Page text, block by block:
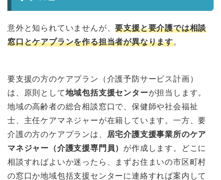
意外と知られていませんが、要支援と要介護では相談
窓口とケアプランを作る担当者が異なります。
要支援の方のケアプラン（介護予防サービス計画）
は、原則として地域包括支援センターが担当します。
地域の高齢者の総合相談窓口で、保健師や社会福祉
士、主任ケアマネジャーが在籍しています。一方、要
介護の方のケアプランは、
居宅介護支援事業所のケア
マネジャー（介護支援専門員） が作成します。どこに
相談すればよいか迷ったら、まずお住まいの市区町村
の窓口か地域包括支援センターに連絡すれば案内して